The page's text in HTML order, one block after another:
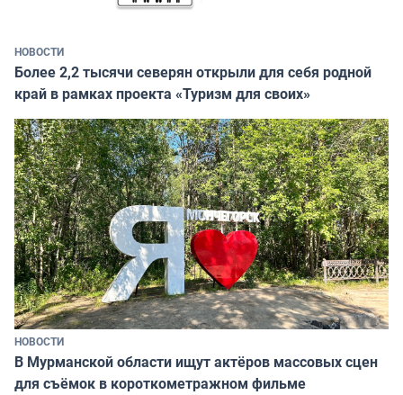
НОВОСТИ
Более 2,2 тысячи северян открыли для себя родной
край в рамках проекта «Туризм для своих»
НОВОСТИ
В Мурманской области ищут актёров массовых сцен
для съёмок в короткометражном фильме